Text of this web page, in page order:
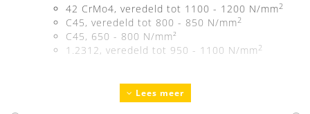
42 CrMo4, veredeld tot 1100 - 1200 N/mm2
C45, veredeld tot 800 - 850 N/mm2
C45, 650 - 800 N/mm²
1.2312, veredeld tot 950 - 1100 N/mm 2
Buigradii/inloopradiigehard tot 52 - 55 HRC
precisie geslepen
Lees meer